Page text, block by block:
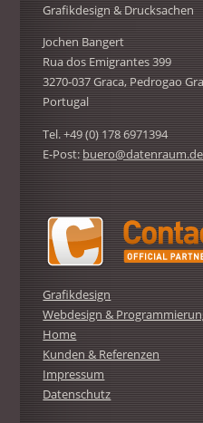
Grafikdesign & Drucksachen
Jochen Bangert
Rua dos Emigrantes 399
3270-037 Graca, Pedrogao
Portugal
Tel. +49 (0) 178 6971394
E-Post:buero@datenraum.de
Grafikdesign
Webdesign &
Home
Kunden & Referenzen
Impressum
Datenschutz